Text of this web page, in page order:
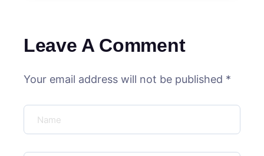
Leave A Comment
Your email address will not be published *